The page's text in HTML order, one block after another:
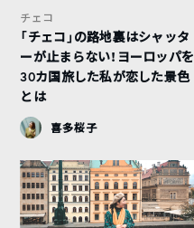
チェコ
「チェコ」の路地裏はシャッタ
ーが止まらない！ヨーロッパを
30カ国旅した私が恋した景色
とは
喜多桜子